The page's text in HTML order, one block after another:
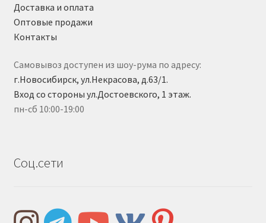
Доставка и оплата
Оптовые продажи
Контакты
Самовывоз доступен из шоу-рума по адресу:
г.Новосибирск, ул.Некрасова, д.63/1.
Вход со стороны ул.Достоевского, 1 этаж.
пн-сб 10:00-19:00
Соц.сети